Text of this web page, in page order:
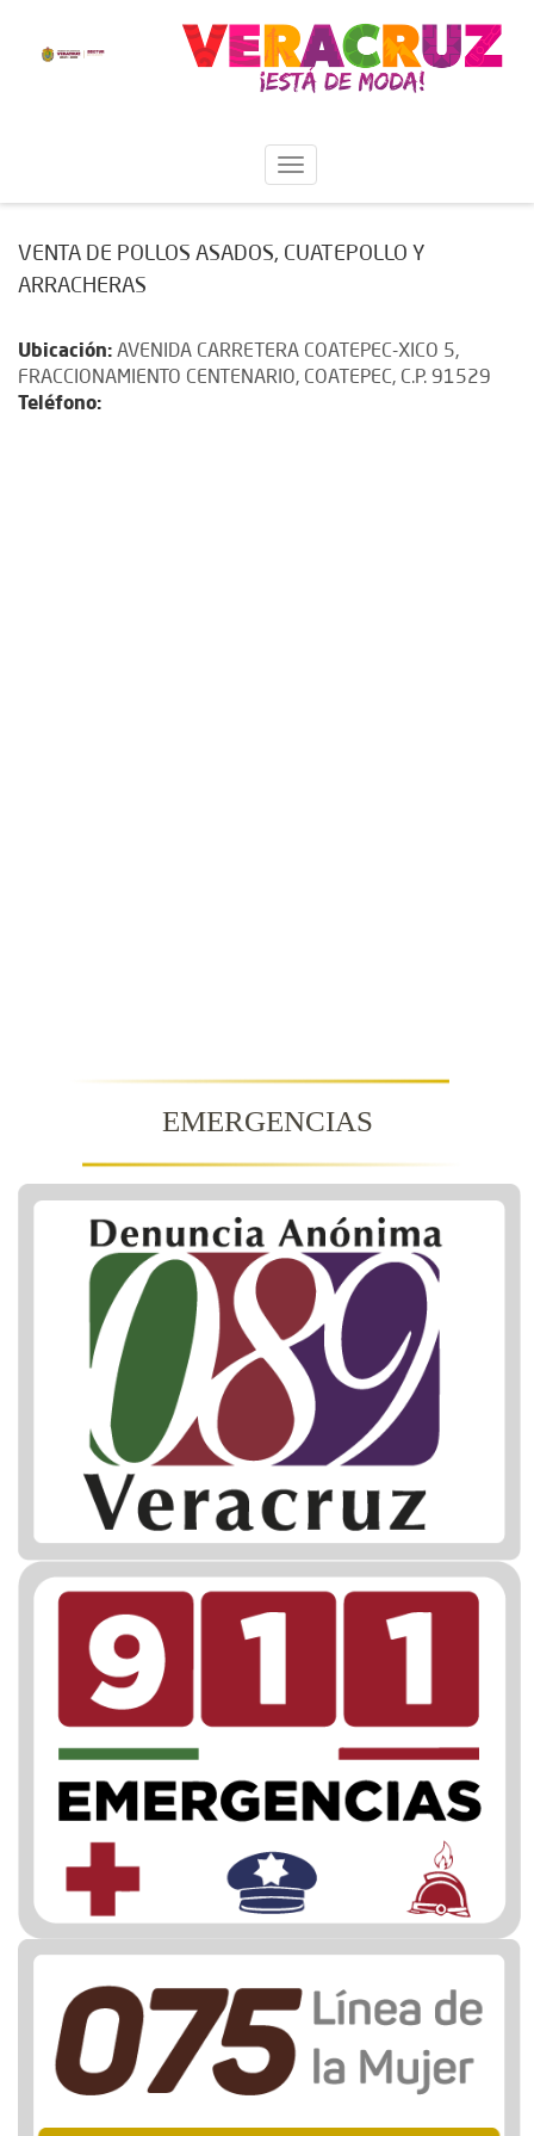
VENTA DE POLLOS ASADOS, CUATEPOLLO Y
ARRACHERAS
Ubicación: AVENIDA CARRETERA COATEPEC-XICO 5,
FRACCIONAMIENTO CENTENARIO, COATEPEC, C.P. 91529
Teléfono:
EMERGENCIAS